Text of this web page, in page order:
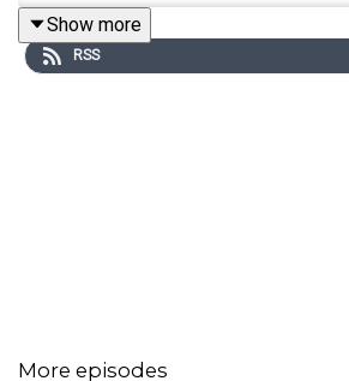
Bertrand Guillot est romancier et
l’auteur invite à penser les travers de
Show more
RSS
More episodes